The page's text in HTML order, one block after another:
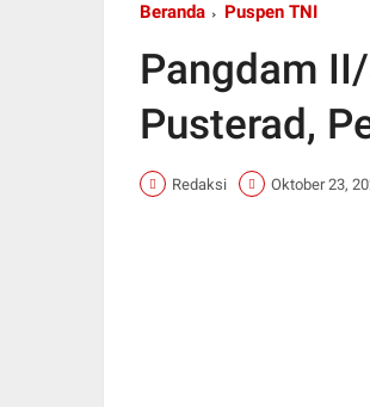
Beranda Puspen TNI
Pangdam
Pusterad,
Redaksi Oktober 23,